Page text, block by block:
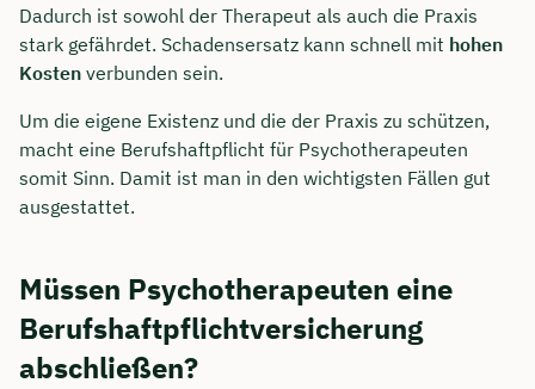
Dadurch ist sowohl der Therapeut als auch die Praxis
stark gefährdet. Schadensersatz kann schnell mit hohen
Kosten verbunden sein.
Um die eigene Existenz und die der Praxis zu schützen,
macht eine Berufshaftpflicht für Psychotherapeuten
somit Sinn. Damit ist man in den wichtigsten Fällen gut
ausgestattet.
Müssen Psychotherapeuten eine
Berufshaftpflichtversicherung
abschließen?